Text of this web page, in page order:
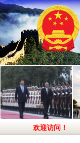
欢迎访问！